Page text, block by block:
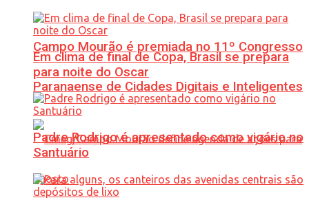
Campo Mourão é premiada no 11º Congresso
Paranaense de Cidades Digitais e Inteligentes
Em clima de final de Copa, Brasil se prepara
para noite do Oscar
Padre Rodrigo é apresentado como vigário no
Santuário